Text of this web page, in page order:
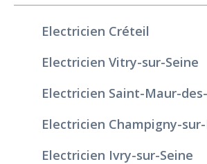
Electricien Créteil
Electricien Vitry-sur-Seine
Electricien Saint-Maur-
Electricien Champigny-
Electricien Ivry-sur-Seine